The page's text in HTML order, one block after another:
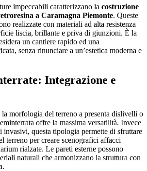
impeccabili caratterizzano la costruzione
a Caramagna Piemonte. Queste
realizzate con materiali ad alta resistenza
liscia, brillante e priva di giunzioni. È la
un cantiere rapido ed una
senza rinunciare a un’estetica moderna e
Integrazione e
morfologia del terreno a presenta dislivelli o
offre la massima versatilità. Invece
invasivi, questa tipologia permette di sfruttare
terreno per creare scenografici affacci
rialzate. Le pareti esterne possono
naturali che armonizzano la struttura con